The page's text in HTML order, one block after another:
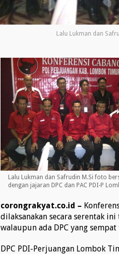
i
i
n
D
P
C
P
D
I
-
P
L
o
m
b
o
T
i
m
r
Lalu Lukman dan
Lalu Lukman dan Safrudin M.Si foto
dengan jajaran DPC dan PAC PDI-P
corongrakyat.co.id –
dilaksanakan secara serentak
walaupun ada DPC yang
DPC PDI-Perjuangan Lombok